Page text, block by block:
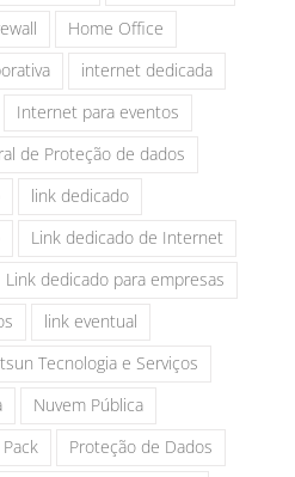
Home Office
internet dedicada
Internet para eventos
de Proteção de dados
link dedicado
Link dedicado de Internet
Link dedicado para empresas
link eventual
Tecnologia e Serviços
Nuvem Pública
Proteção de Dados